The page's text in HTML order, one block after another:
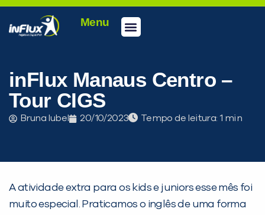
Menu
inFlux Manaus Centro –
Tour CIGS
Bruna Iubel 20/10/2023 Tempo de leitura:
A atividade extra para os kids e juniors esse mês foi
muito especial. Praticamos o inglês de uma forma